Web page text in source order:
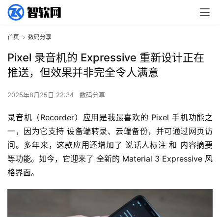
首页 数码分享
Pixel 录音机的 Expressive 重新设计正在
推送，但效果并非完全令人满意
2025年8月25日 22:34 数码分享
录音机（Recorder）应用是我最喜欢的 Pixel 手机功能之
一，因为它支持 设备端转录、云端备份，并可通过网页访
问。多年来，这款应用还增加了 说话人标注 和 内容摘要
等功能。如今，它迎来了 全新的 Material 3 Expressive 风
格界面。